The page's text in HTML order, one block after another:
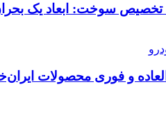
تخصیص سوخت: ابعاد یک
و فوری محصولات